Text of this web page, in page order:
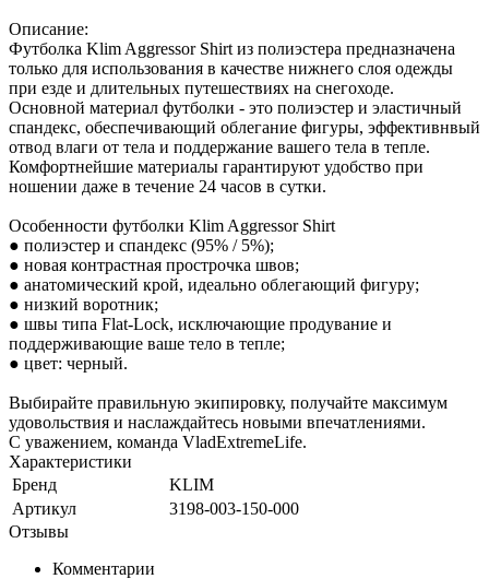
Описание:
Футболка Klim Aggressor Shirt из полиэстера предназначена
только для использования в качестве нижнего слоя одежды
при езде и длительных путешествиях на снегоходе.
Основной материал футболки - это полиэстер и эластичный
спандекс, обеспечивающий облегание фигуры, эффективнвый
отвод влаги от тела и поддержание вашего тела в тепле.
Комфортнейшие материалы гарантируют удобство при
ношении даже в течение 24 часов в сутки.
Особенности футболки Klim Aggressor Shirt
● полиэстер и спандекс (95% / 5%);
● новая контрастная прострочка швов;
● анатомический крой, идеально облегающий фигуру;
● низкий воротник;
● швы типа Flat-Lock, исключающие продувание и
поддерживающие ваше тело в тепле;
● цвет: черный.
Выбирайте правильную экипировку, получайте максимум
удовольствия и наслаждайтесь новыми впечатлениями.
С уважением, команда VladExtremeLife.
Характеристики
Бренд
KLIM
Артикул
3198-003-150-000
Отзывы
Комментарии